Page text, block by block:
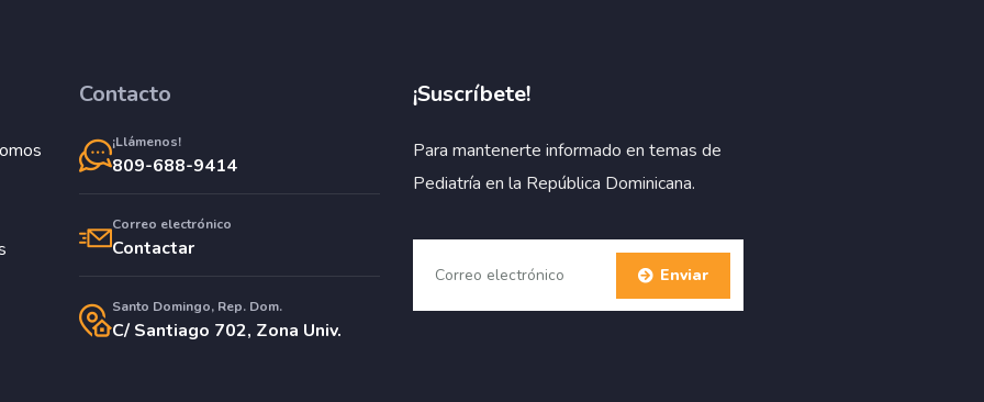
Contacto
¡Llámenos!
809-688-9414
Correo electrónico
Contactar
Santo Domingo, Rep. Dom.
C/ Santiago 702, Zona Univ.
¡Suscríbete!
Para mantenerte informado en temas de
Pediatría en la República Dominicana.